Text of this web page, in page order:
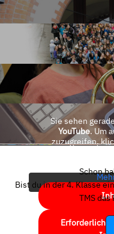
Sie sehen
YouTube. Um
zuzugreifen,
Schon
Bist du in der 4. Klasse
TMS